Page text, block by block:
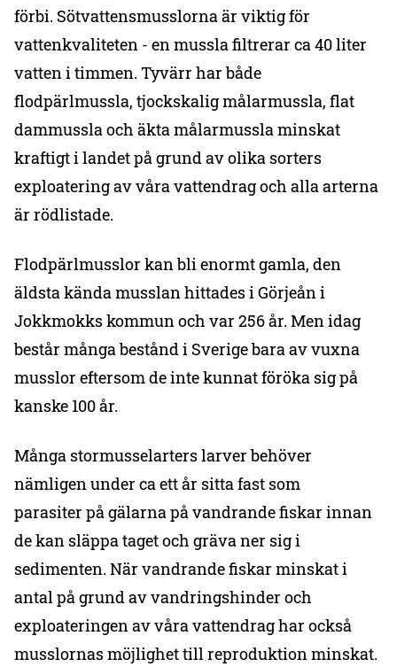
förbi. Sötvattensmusslorna är viktig för
vattenkvaliteten - en mussla filtrerar ca 40 liter
vatten i timmen. Tyvärr har både
flodpärlmussla, tjockskalig målarmussla, flat
dammussla och äkta målarmussla minskat
kraftigt i landet på grund av olika sorters
exploatering av våra vattendrag och alla arterna
är rödlistade.
Flodpärlmusslor kan bli enormt gamla, den
äldsta kända musslan hittades i Görjeån i
Jokkmokks kommun och var 256 år. Men idag
består många bestånd i Sverige bara av vuxna
musslor eftersom de inte kunnat föröka sig på
kanske 100 år.
Många stormusselarters larver behöver
nämligen under ca ett år sitta fast som
parasiter på gälarna på vandrande fiskar innan
de kan släppa taget och gräva ner sig i
sedimenten. När vandrande fiskar minskat i
antal på grund av vandringshinder och
exploateringen av våra vattendrag har också
musslornas möjlighet till reproduktion minskat.